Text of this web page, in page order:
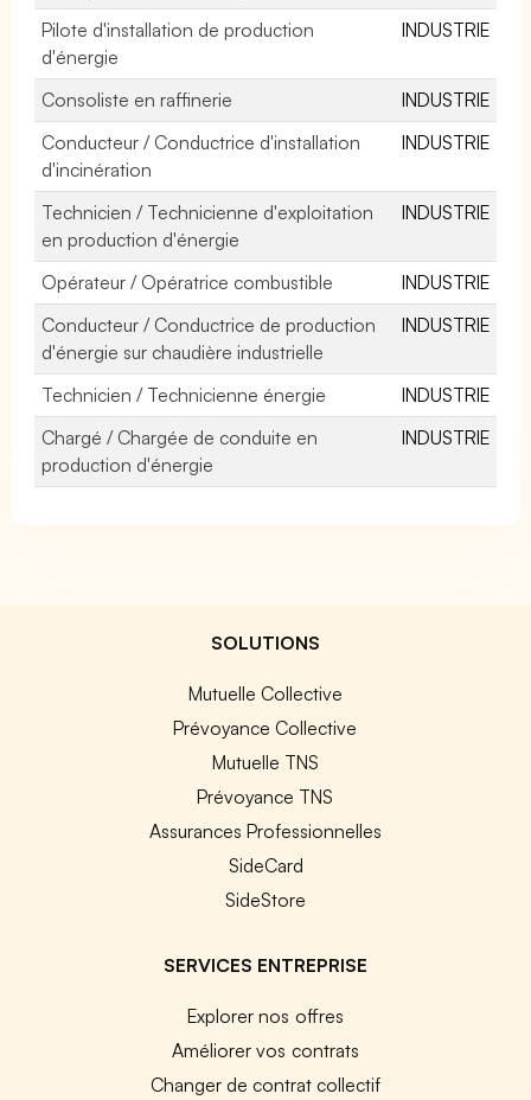
Pilote d'installation de production
d'énergie
INDUSTRIE
Consoliste en raffinerie
INDUSTRIE
Conducteur / Conductrice d'installation
d'incinération
INDUSTRIE
Technicien / Technicienne d'exploitation
en production d'énergie
INDUSTRIE
Opérateur / Opératrice combustible
INDUSTRIE
Conducteur / Conductrice de production
d'énergie sur chaudière industrielle
INDUSTRIE
Technicien / Technicienne énergie
INDUSTRIE
Chargé / Chargée de conduite en
production d'énergie
INDUSTRIE
SOLUTIONS
Mutuelle Collective
Prévoyance Collective
Mutuelle TNS
Prévoyance TNS
Assurances Professionnelles
SideCard
SideStore
SERVICES ENTREPRISE
Explorer nos offres
Améliorer vos contrats
Changer de contrat collectif